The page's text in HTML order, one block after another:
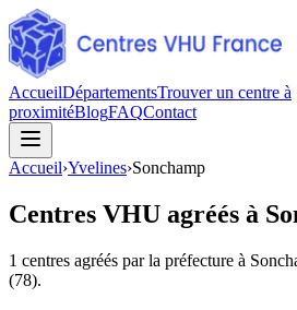
AccueilDépartementsTrouver un centre à
proximitéBlogFAQContact
Accueil›Yvelines›Sonchamp
Centres VHU agréés à
1 centres agréés par la préfecture à
(78).